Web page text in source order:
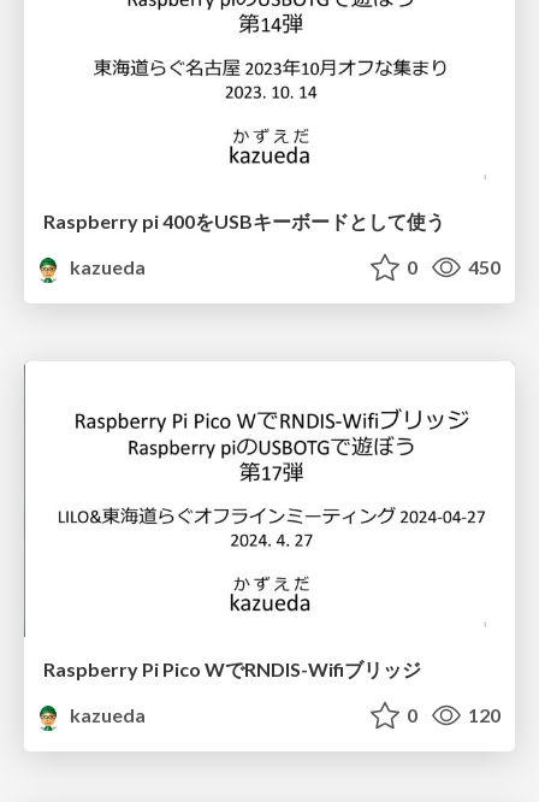
Raspberry pi 400をUSBキーボードとして使う
kazueda
0 450
Raspberry Pi Pico WでRNDIS-Wifiブリッジ
kazueda
0 120